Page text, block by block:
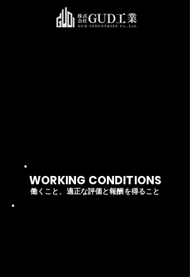
働くこと、適正な評価と報酬を得ること
WORKING CONDITIONS